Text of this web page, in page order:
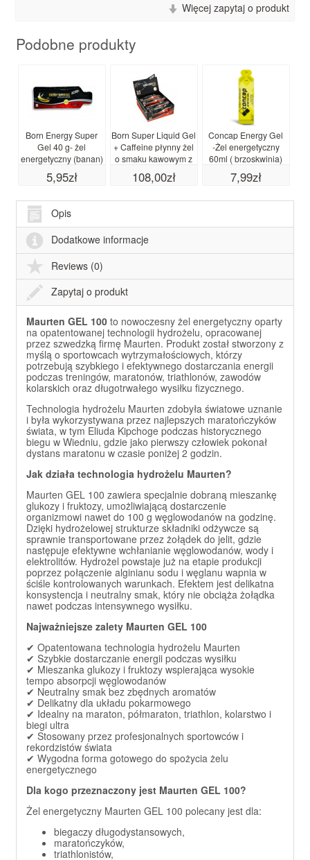
Więcej zapytaj o produkt
Podobne produkty
Born Energy Super
Gel 40 g- żel
energetyczny (banan)
data waż. 11.26
5,95zł
Born Super Liquid Gel
+ Caffeine płynny żel
o smaku kawowym z
kofeiną- 12 x 55 ml
108,00zł
Concap Energy Gel
-Żel energetyczny
60ml ( brzoskwinia)
7,99zł
Opis
Dodatkowe informacje
Reviews (0)
Zapytaj o produkt
Maurten GEL 100to nowoczesny żel energetyczny oparty
na opatentowanej technologii hydrożelu, opracowanej
przez szwedzką firmę Maurten. Produkt został stworzony z
myślą o sportowcach wytrzymałościowych, którzy
potrzebują szybkiego i efektywnego dostarczania energii
podczas treningów, maratonów, triathlonów, zawodów
kolarskich oraz długotrwałego wysiłku fizycznego.
Technologia hydrożelu Maurten zdobyła światowe uznanie
i była wykorzystywana przez najlepszych maratończyków
świata, w tym Eliuda Kipchoge podczas historycznego
biegu w Wiedniu, gdzie jako pierwszy człowiek pokonał
dystans maratonu w czasie poniżej 2 godzin.
Jak działa technologia hydrożelu Maurten?
Maurten GEL 100 zawiera specjalnie dobraną mieszankę
glukozy i fruktozy, umożliwiającą dostarczenie
organizmowi nawet do 100 g węglowodanów na godzinę.
Dzięki hydrożelowej strukturze składniki odżywcze są
sprawnie transportowane przez żołądek do jelit, gdzie
następuje efektywne wchłanianie węglowodanów, wody i
elektrolitów. Hydrożel powstaje już na etapie produkcji
poprzez połączenie alginianu sodu i węglanu wapnia w
ściśle kontrolowanych warunkach. Efektem jest delikatna
konsystencja i neutralny smak, który nie obciąża żołądka
nawet podczas intensywnego wysiłku.
Najważniejsze zalety Maurten GEL 100
✔ Opatentowana technologia hydrożelu Maurten
✔ Szybkie dostarczanie energii podczas wysiłku
✔ Mieszanka glukozy i fruktozy wspierająca wysokie
tempo absorpcji węglowodanów
✔ Neutralny smak bez zbędnych aromatów
✔ Delikatny dla układu pokarmowego
✔ Idealny na maraton, półmaraton, triathlon, kolarstwo i
biegi ultra
✔ Stosowany przez profesjonalnych sportowców i
rekordzistów świata
✔ Wygodna forma gotowego do spożycia żelu
energetycznego
Dla kogo przeznaczony jest Maurten GEL 100?
Żel energetyczny Maurten GEL 100 polecany jest dla:
biegaczy długodystansowych,
maratończyków,
triathlonistów,